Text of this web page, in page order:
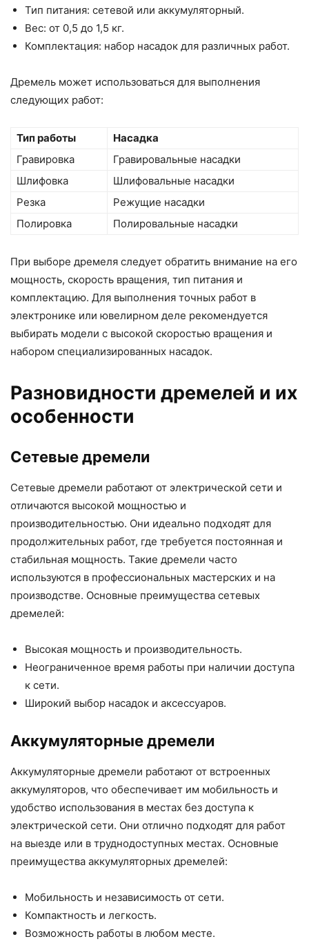
Тип питания: сетевой или аккумуляторный.
Вес: от 0,5 до 1,5 кг.
Комплектация: набор насадок для различных работ.
Дремель может использоваться для выполнения
следующих работ:
Тип работы
Насадка
Гравировка
Гравировальные насадки
Шлифовка
Шлифовальные насадки
Резка
Режущие насадки
Полировка
Полировальные насадки
При выборе дремеля следует обратить внимание на его
мощность, скорость вращения, тип питания и
комплектацию. Для выполнения точных работ в
электронике или ювелирном деле рекомендуется
выбирать модели с высокой скоростью вращения и
набором специализированных насадок.
Разновидности дремелей и их
особенности
Сетевые дремели
Сетевые дремели работают от электрической сети и
отличаются высокой мощностью и
производительностью. Они идеально подходят для
продолжительных работ, где требуется постоянная и
стабильная мощность. Такие дремели часто
используются в профессиональных мастерских и на
производстве. Основные преимущества сетевых
дремелей:
Высокая мощность и производительность.
Неограниченное время работы при наличии доступа
к сети.
Широкий выбор насадок и аксессуаров.
Аккумуляторные дремели
Аккумуляторные дремели работают от встроенных
аккумуляторов, что обеспечивает им мобильность и
удобство использования в местах без доступа к
электрической сети. Они отлично подходят для работ
на выезде или в труднодоступных местах. Основные
преимущества аккумуляторных дремелей:
Мобильность и независимость от сети.
Компактность и легкость.
Возможность работы в любом месте.